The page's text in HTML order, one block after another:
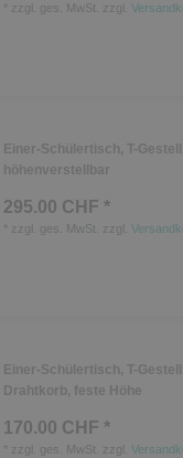
zzgl. ges. MwSt. zzgl.
Einer-Schülertisch, T-
höhenverstellbar
295.00 CHF *
zzgl. ges. MwSt. zzgl.
Einer-Schülertisch, T-
Drahtkorb, feste Höhe
170.00 CHF *
zzgl. ges. MwSt. zzgl.